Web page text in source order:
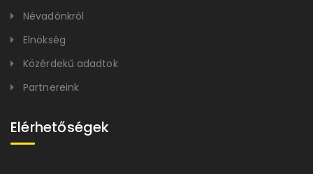
Névadónkról
Elnökség
Közérdekű adadtok
Partnereink
Elérhetőségek